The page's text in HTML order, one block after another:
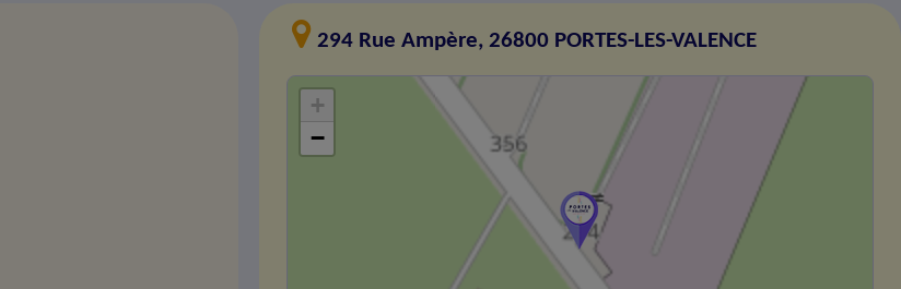
294 Rue Ampère, 26800 PORTES-LES-VALENCE
+
−